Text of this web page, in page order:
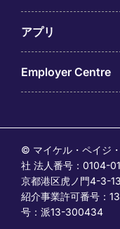
アプリ
Employer Centre
© マイケル・ペイジ
社 法人番号：0104-
京都港区虎ノ門4-3-
紹介事業許可番号：
号：派13-300434